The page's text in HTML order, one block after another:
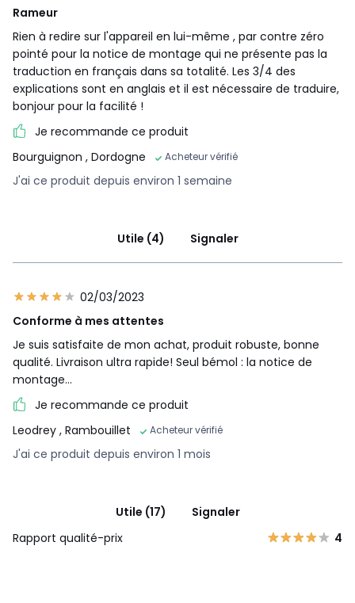
Rameur
Rien à redire sur l'appareil en lui-même , par contre zéro
pointé pour la notice de montage qui ne présente pas la
traduction en français dans sa totalité. Les 3/4 des
explications sont en anglais et il est nécessaire de traduire,
bonjour pour la facilité !
Je recommande ce produit
Bourguignon , Dordogne Acheteur vérifié
J'ai ce produit depuis environ 1 semaine
Utile (4) Signaler
02/03/2023
Conforme à mes attentes
Je suis satisfaite de mon achat, produit robuste, bonne
qualité. Livraison ultra rapide! Seul bémol : la notice de
montage…
Je recommande ce produit
Leodrey , Rambouillet Acheteur vérifié
J'ai ce produit depuis environ 1 mois
Utile (17)
Signaler
Rapport qualité-prix
4